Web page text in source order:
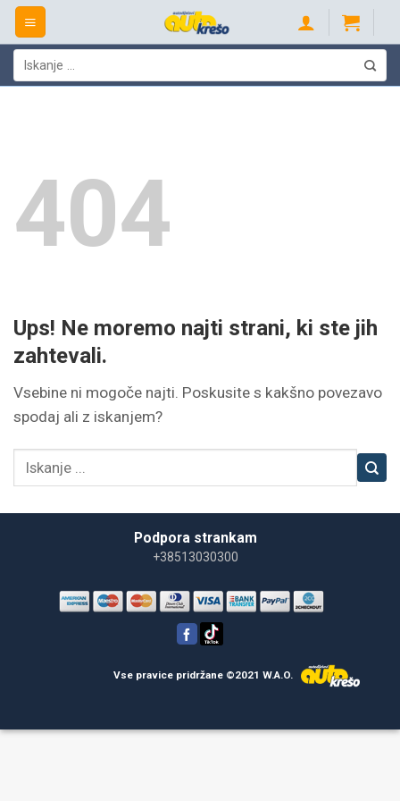
Skip
content
Išči:
404
Ups! Ne moremo najti strani, ki ste jih
zahtevali.
Vsebine ni mogoče najti. Poskusite s kakšno povezavo
spodaj ali z iskanjem?
Podpora strankam
+38513030300
Vse pravice pridržane ©2021 W.A.O.